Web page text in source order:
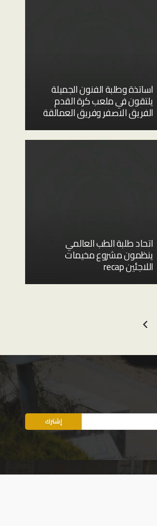
اساتذة وطلبة الفنون الجميلة
يلتقون في ملعب كرة القدم
الفريق الاصفر وفريق العمالقة
اتحاد طلبة الطب العالمي
ينظمون مشروع مخيمات
اللاجئين recap